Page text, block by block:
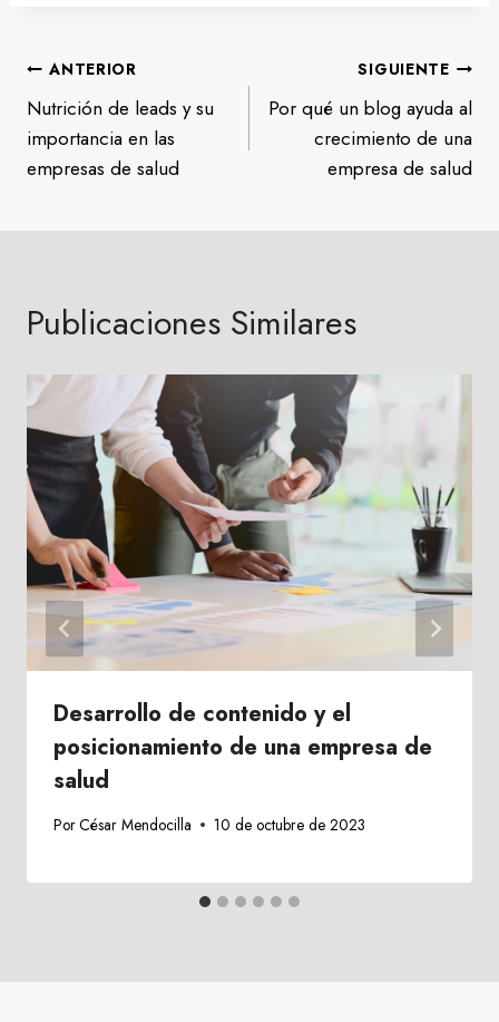
Navegación
de
entradas
ANTERIOR
Nutrición de leads y su
importancia en las
empresas de salud
SIGUIENTE
Por qué un blog ayuda al
crecimiento de una
empresa de salud
Publicaciones Similares
Desarrollo de contenido y el
posicionamiento de una empresa de
salud
PorCésar Mendocilla 10 de octubre de 2023